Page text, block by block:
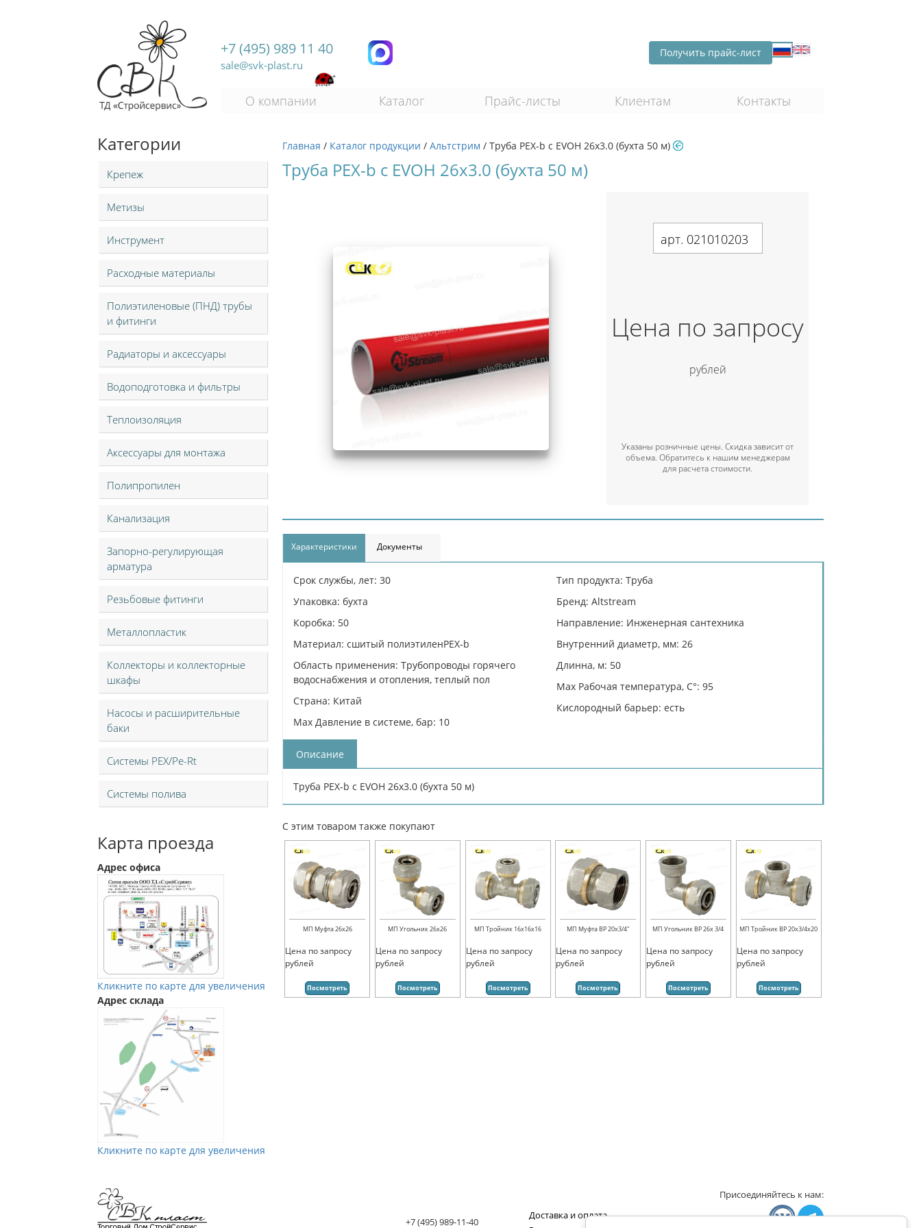
+7 (495) 989 11 40
sale@svk-plast.ru
Получить прайс-лист
О компании Каталог Прайс-листы Клиентам Контакты
Главная / Каталог продукции / Альтстрим / Труба PEX-b с EVOH 26х3.0 (бухта 50 м)
Категории
Крепеж
Метизы
Инструмент
Расходные материалы
Полиэтиленовые (ПНД) трубы
и фитинги
Радиаторы и аксессуары
Водоподготовка и фильтры
Теплоизоляция
Аксессуары для монтажа
Полипропилен
Канализация
Запорно-регулирующая
арматура
Резьбовые фитинги
Металлопластик
Коллекторы и коллекторные
шкафы
Насосы и расширительные
баки
Системы PEX/Pe-Rt
Системы полива
Карта проезда
Адрес офиса
Кликните по карте для увеличения
Адрес склада
Кликните по карте для увеличения
Труба PEX-b с EVOH 26х3.0 (бухта 50 м)
арт. 021010203
Цена по запросу
рублей
Указаны розничные цены. Скидка зависит от
объема. Обратитесь к нашим менеджерам
для расчета стоимости.
Характеристики Документы
Срок службы, лет: 30
Упаковка: бухта
Коробка: 50
Материал: сшитый полиэтиленPEX-b
Область применения: Трубопроводы горячего
водоснабжения и отопления, теплый пол
Страна: Китай
Max Давление в системе, бар: 10
Тип продукта: Труба
Бренд: Altstream
Направление: Инженерная сантехника
Внутренний диаметр, мм: 26
Длинна, м: 50
Max Рабочая температура, C°: 95
Кислородный барьер: есть
Описание
Труба PEX-b с EVOH 26х3.0 (бухта 50 м)
С этим товаром также покупают
МП Муфта 26х26
Цена по запросу
рублей
Посмотреть
МП Угольник 26х26
Цена по запросу
рублей
Посмотреть
МП Тройник 16х16х16
Цена по запросу
рублей
Посмотреть
МП Муфта ВР 20х3/4"
Цена по запросу
рублей
Посмотреть
МП Угольник ВР 26х 3/4
Цена по запросу
рублей
Посмотреть
МП Тройник ВР 20х3/4х20
Цена по запросу
рублей
Посмотреть
+7 (495) 989-11-40
Доставка и оплата
Присоединяйтесь к нам:
Мы в Vkontakte
Мы в Телеграм